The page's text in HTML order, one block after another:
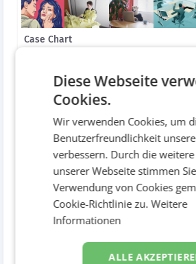
Case Chart
Diese Webseite
Cookies.
Wir verwenden Cookies, um
Benutzerfreundlichkeit
verbessern. Durch die
unserer Webseite stimmen
Verwendung von Cookies
Cookie-Richtlinie zu.Weitere
Informationen
ALLE